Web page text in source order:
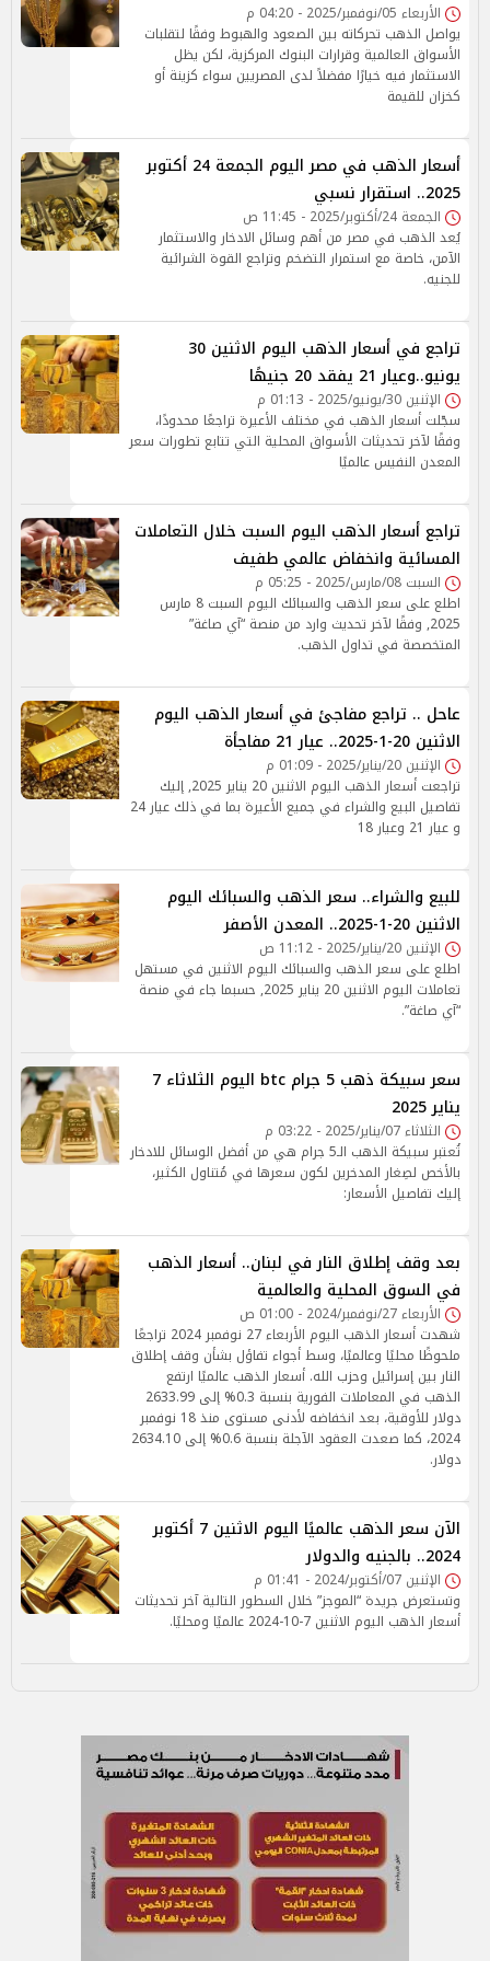
الأربعاء 05/نوفمبر/2025 - 04:20 م
يواصل الذهب تحركاته بين الصعود والهبوط وفقًا لتقلبات
الأسواق العالمية وقرارات البنوك المركزية، لكن يظل
الاستثمار فيه خيارًا مفضلاً لدى المصريين سواء كزينة أو
كخزان للقيمة
أسعار الذهب في مصر اليوم الجمعة 24 أكتوبر
2025.. استقرار نسبي
الجمعة 24/أكتوبر/2025 - 11:45 ص
يُعد الذهب في مصر من أهم وسائل الادخار والاستثمار
الآمن، خاصة مع استمرار التضخم وتراجع القوة الشرائية
للجنيه.
تراجع في أسعار الذهب اليوم الاثنين 30
يونيو..وعيار 21 يفقد 20 جنيهًا
الإثنين 30/يونيو/2025 - 01:13 م
سجّلت أسعار الذهب في مختلف الأعيرة تراجعًا محدودًا،
وفقًا لآخر تحديثات الأسواق المحلية التي تتابع تطورات سعر
المعدن النفيس عالميًا
تراجع أسعار الذهب اليوم السبت خلال التعاملات
المسائية وانخفاض عالمي طفيف
السبت 08/مارس/2025 - 05:25 م
اطلع على سعر الذهب والسبائك اليوم السبت 8 مارس
2025, وفقًا لآخر تحديث وارد من منصة “آي صاغة”
المتخصصة في تداول الذهب.
عاحل .. تراجع مفاجئ في أسعار الذهب اليوم
الاثنين 20-1-2025.. عيار 21 مفاجأة
الإثنين 20/يناير/2025 - 01:09 م
تراجعت أسعار الذهب اليوم الاثنين 20 يناير 2025, إليك
تفاصيل البيع والشراء في جميع الأعيرة بما في ذلك عيار 24
و عيار 21 وعيار 18
للبيع والشراء.. سعر الذهب والسبائك اليوم
الاثنين 20-1-2025.. المعدن الأصفر
الإثنين 20/يناير/2025 - 11:12 ص
اطلع على سعر الذهب والسبائك اليوم الاثنين في مستهل
تعاملات اليوم الاثنين 20 يناير 2025, حسبما جاء في منصة
“آي صاغة”.
سعر سبيكة ذهب 5 جرام btc اليوم الثلاثاء 7
يناير 2025
الثلاثاء 07/يناير/2025 - 03:22 م
تُعتبر سبيكة الذهب الـ5 جرام هي من أفضل الوسائل للادخار
بالأخص لصِغار المدخرين لكون سعرها في مُتناول الكثير،
إليك تفاصيل الأسعار:
بعد وقف إطلاق النار في لبنان.. أسعار الذهب
في السوق المحلية والعالمية
الأربعاء 27/نوفمبر/2024 - 01:00 ص
شهدت أسعار الذهب اليوم الأربعاء 27 نوفمبر 2024 تراجعًا
ملحوظًا محليًا وعالميًا، وسط أجواء تفاؤل بشأن وقف إطلاق
النار بين إسرائيل وحزب الله. أسعار الذهب عالميًا ارتفع
الذهب في المعاملات الفورية بنسبة 0.3% إلى 2633.99
دولار للأوقية، بعد انخفاضه لأدنى مستوى منذ 18 نوفمبر
2024، كما صعدت العقود الآجلة بنسبة 0.6% إلى 2634.10
دولار.
الآن سعر الذهب عالميًا اليوم الاثنين 7 أكتوبر
2024.. بالجنيه والدولار
الإثنين 07/أكتوبر/2024 - 01:41 م
وتستعرض جريدة “الموجز” خلال السطور التالية آخر تحديثات
أسعار الذهب اليوم الاثنين 7-10-2024 عالميًا ومحليًا.